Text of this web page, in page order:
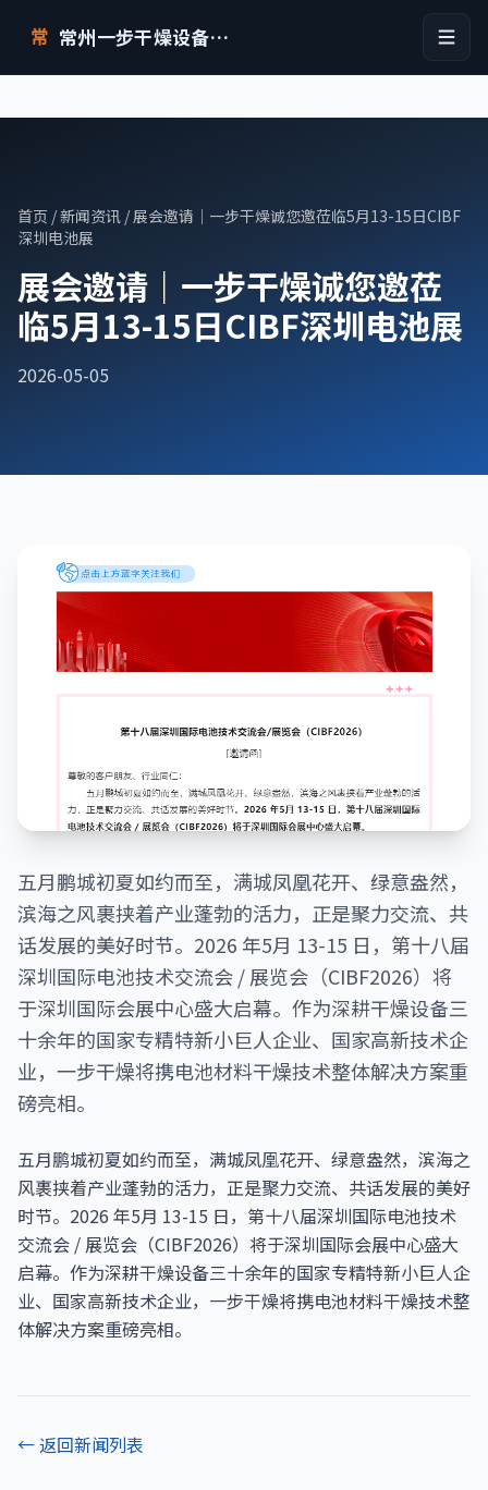
常 常州一步干燥设备有限公司
首页 /新闻资讯 / 展会邀请｜一步干燥诚您邀莅临5月13-15日CIBF
深圳电池展
展会邀请｜一步干燥诚您邀莅
临5月13-15日CIBF深圳电池展
2026-05-05
五月鹏城初夏如约而至，满城凤凰花开、绿意盎然，
滨海之风裹挟着产业蓬勃的活力，正是聚力交流、共
话发展的美好时节。2026 年5月 13-15 日，第十八届
深圳国际电池技术交流会 / 展览会（CIBF2026）将
于深圳国际会展中心盛大启幕。作为深耕干燥设备三
十余年的国家专精特新小巨人企业、国家高新技术企
业，一步干燥将携电池材料干燥技术整体解决方案重
磅亮相。
五月鹏城初夏如约而至，满城凤凰花开、绿意盎然，滨海之
风裹挟着产业蓬勃的活力，正是聚力交流、共话发展的美好
时节。2026 年5月 13-15 日，第十八届深圳国际电池技术
交流会 / 展览会（CIBF2026）将于深圳国际会展中心盛大
启幕。作为深耕干燥设备三十余年的国家专精特新小巨人企
业、国家高新技术企业，一步干燥将携电池材料干燥技术整
体解决方案重磅亮相。
← 返回新闻列表